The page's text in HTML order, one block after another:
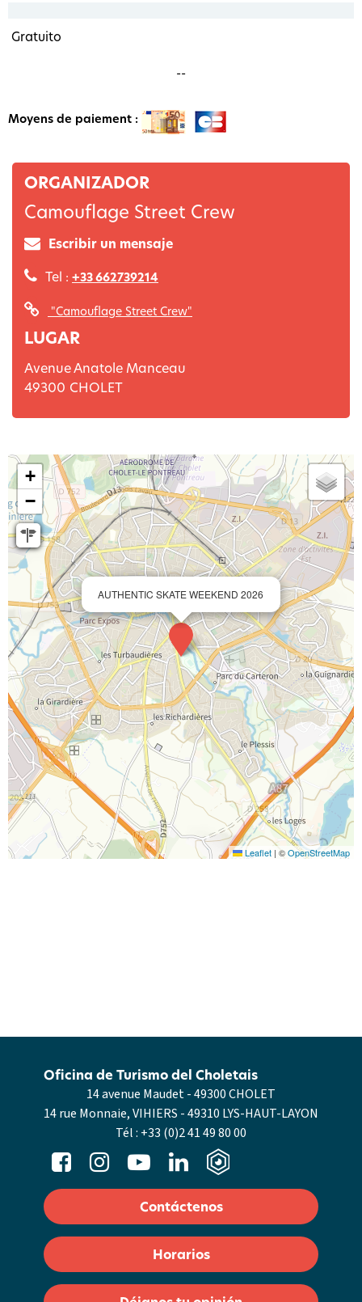
Gratuito
--
Moyens de paiement :
ORGANIZADOR
Camouflage Street Crew
Escribir un mensaje
Tel : +33 662739214
"Camouflage Street Crew"
LUGAR
Avenue Anatole Manceau
49300 CHOLET
AUTHENTIC SKATE WEEKEND 2026
+
−
Leaflet | ©OpenStreetMap
14 avenue Maudet - 49300 CHOLET
14 rue Monnaie, VIHIERS - 49310 LYS-HAUT-LAYON
Tél : +33 (0)2 41 49 80 00
Oficina de Turismo del Choletais
Contáctenos
Horarios